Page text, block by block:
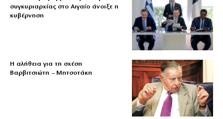
συγκυριαρχίας στο Αιγαίο άνοιξε η
κυβέρνηση
Η αλήθεια για τη σχέση
Βαρβιτσιώτη – Μητσοτάκη